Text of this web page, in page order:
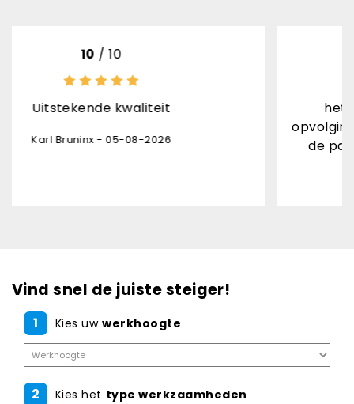
08-2026
het product is top
opvolging levering
de pakjesdienst
Vind snel de juiste steiger!
1 Kies uw werkhoogte
2 Kies het type werkzaamheden